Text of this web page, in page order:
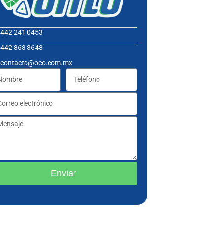
442 241 0453
442 863 3648
contacto@oco.com.mx
Enviar